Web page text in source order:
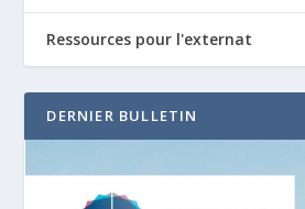
Ressources pour l'externat
DERNIER BULLETIN